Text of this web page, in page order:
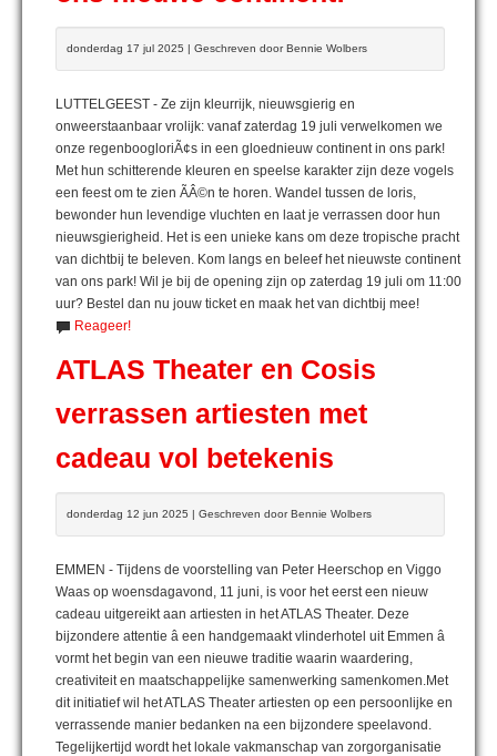
donderdag 17 jul 2025 | Geschreven door Bennie Wolbers
LUTTELGEEST - Ze zijn kleurrijk, nieuwsgierig en
onweerstaanbaar vrolijk: vanaf zaterdag 19 juli verwelkomen we
onze regenboogloriÃ¢s in een gloednieuw continent in ons park!
Met hun schitterende kleuren en speelse karakter zijn deze vogels
een feest om te zien ÃÂ©n te horen. Wandel tussen de loris,
bewonder hun levendige vluchten en laat je verrassen door hun
nieuwsgierigheid. Het is een unieke kans om deze tropische pracht
van dichtbij te beleven. Kom langs en beleef het nieuwste continent
van ons park! Wil je bij de opening zijn op zaterdag 19 juli om 11:00
uur? Bestel dan nu jouw ticket en maak het van dichtbij mee!
Reageer!
ATLAS Theater en Cosis
verrassen artiesten met
cadeau vol betekenis
donderdag 12 jun 2025 | Geschreven door Bennie Wolbers
EMMEN - Tijdens de voorstelling van Peter Heerschop en Viggo
Waas op woensdagavond, 11 juni, is voor het eerst een nieuw
cadeau uitgereikt aan artiesten in het ATLAS Theater. Deze
bijzondere attentie â een handgemaakt vlinderhotel uit Emmen â
vormt het begin van een nieuwe traditie waarin waardering,
creativiteit en maatschappelijke samenwerking samenkomen.Met
dit initiatief wil het ATLAS Theater artiesten op een persoonlijke en
verrassende manier bedanken na een bijzondere speelavond.
Tegelijkertijd wordt het lokale vakmanschap van zorgorganisatie